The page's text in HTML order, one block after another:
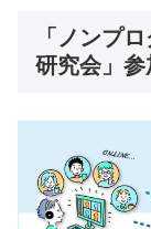
「ノンプ
研究会」参